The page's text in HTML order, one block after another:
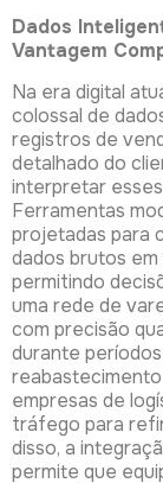
Dados
Vantagem
Na era digital
colossal de
registros de
detalhado do
interpretar
Ferramentas
projetadas para
dados brutos
permitindo
uma rede de
com precisão
durante
empresas de
tráfego para
disso, a
permite que